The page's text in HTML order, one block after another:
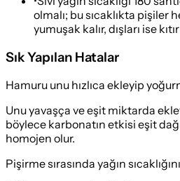
olmalı; bu sıcaklıkta pişiler
yumuşak kalır, dışları ise
Sık Yapılan Hatalar
Hamuru unu hızlıca ekleyip
Unu yavaşça ve eşit miktarda
böylece karbonatın etkisi eşit
homojen olur.
Pişirme sırasında yağın